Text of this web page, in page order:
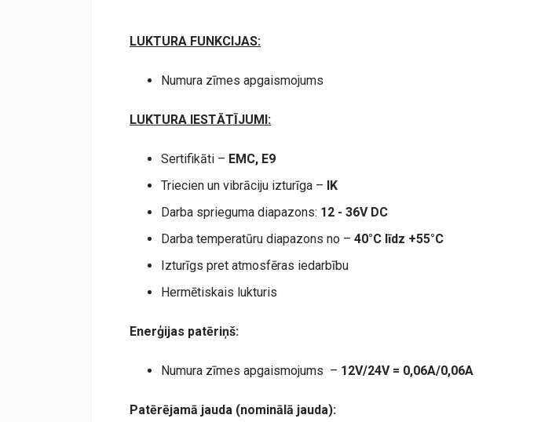
LUKTURA FUNKCIJAS:
Numura zīmes apgaismojums
LUKTURA IESTĀTĪJUMI:
Sertifikāti – EMC, E9
Triecien un vibrāciju izturīga – IK
Darba sprieguma diapazons: 12 - 36V DC
Darba temperatūru diapazons no – 40°C līdz +55°C
Izturīgs pret atmosfēras iedarbību
Hermētiskais lukturis
Enerģijas patēriņš:
Numura zīmes apgaismojums – 12V/24V = 0,06A/0,06A
Patērējamā jauda (nominālā jauda):